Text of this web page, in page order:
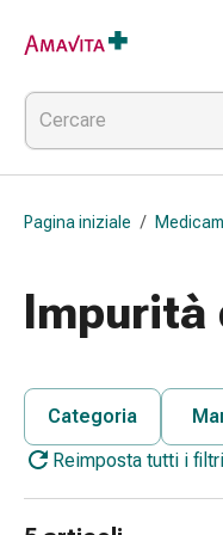
Medicamenti
e
trattamenti
Lesioni
cutanee
e
Bende
elastiche
dita
Cerotti
Pagina iniziale /
Impurità
Categoria
Reimposta tutti i filtri